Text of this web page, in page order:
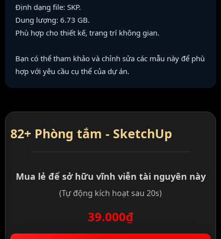
Định dạng file: SKP.
Dung lượng: 6.73 GB.
Phù hợp cho thiết kế, trang trí không gian.
Bạn có thể tham khảo và chỉnh sửa các mẫu này để phù
hợp với yêu cầu cụ thể của dự án.
82+ Phòng tắm - SketchUp
Mua lẻ để sở hữu vĩnh viễn tài nguyên này
(Tự động kích hoạt sau 20s)
39.000₫